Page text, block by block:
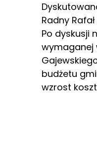
Radny
Po dyskusji
wymaganej
budżetu
wzrost